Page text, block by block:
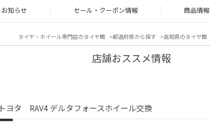
お知らせ セール・クーポン情報 商品情報
タイヤ・ホイール専門店のタイヤ館 都道府県から探す 高知県のタイヤ館
店舗おススメ情報
トヨタ RAV4 デルタフォースホイール交換